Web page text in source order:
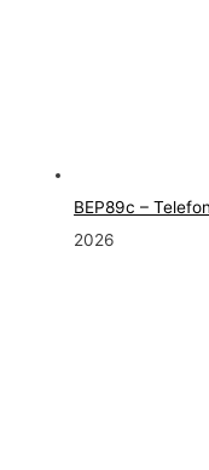
BEP89c –
2026